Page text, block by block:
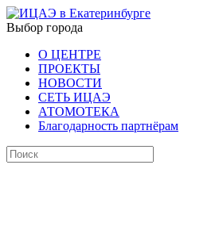
Выбор города
О ЦЕНТРЕ
ПРОЕКТЫ
НОВОСТИ
СЕТЬ ИЦАЭ
АТОМОТЕКА
Благодарность партнёрам